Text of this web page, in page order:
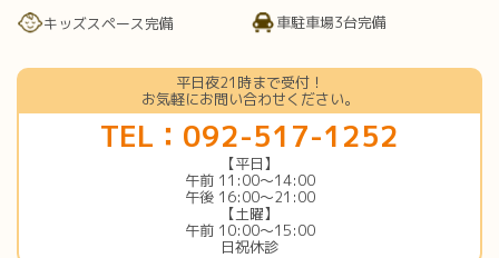
キッズスペース完備 車駐車場3台完備
平日夜21時まで受付！
お気軽にお問い合わせください。
TEL：092-517-1252
【平日】
午前 11:00〜14:00
午後 16:00〜21:00
【土曜】
午前 10:00〜15:00
日祝休診